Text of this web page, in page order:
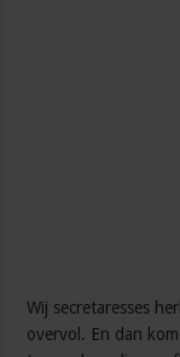
Wij secretaresses
overvol. En dan